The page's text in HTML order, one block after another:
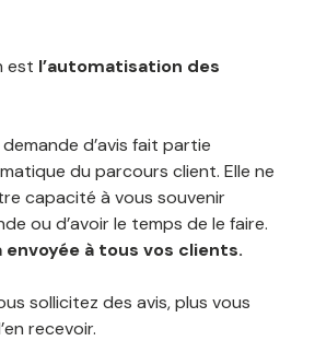
est l’automatisation des
d’avis fait partie
du parcours client. Elle ne
capacité à vous souvenir
ou d’avoir le temps de le faire.
envoyée à tous vos clients.
sollicitez des avis, plus vous
recevoir.